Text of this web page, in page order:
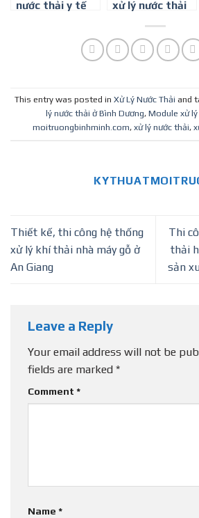
nước thải y tế
xử lý nước thải
This entry was posted in Xử Lý Nước Thải and
lý nước thải ở Bình Dương, Module xử
moitruongbinhminh.com, xử lý nước thải,
Thiết kế, thi công hệ thống
xử lý khí thải nhà máy gỗ ở
An Giang
Thi
thải
sản
Leave a Reply
Your email address will not be
fields are marked *
Comment *
Name *